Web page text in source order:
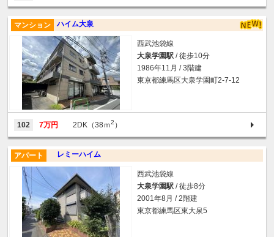
ハイム大泉
マンション
西武池袋線
大泉学園駅 / 徒歩10分
1986年11月 / 3階建
東京都練馬区大泉学園町2-7-12
102 7万円 2DK（38ｍ2 ）
レミーハイム
アパート
西武池袋線
大泉学園駅 / 徒歩8分
2001年8月 / 2階建
東京都練馬区東大泉5